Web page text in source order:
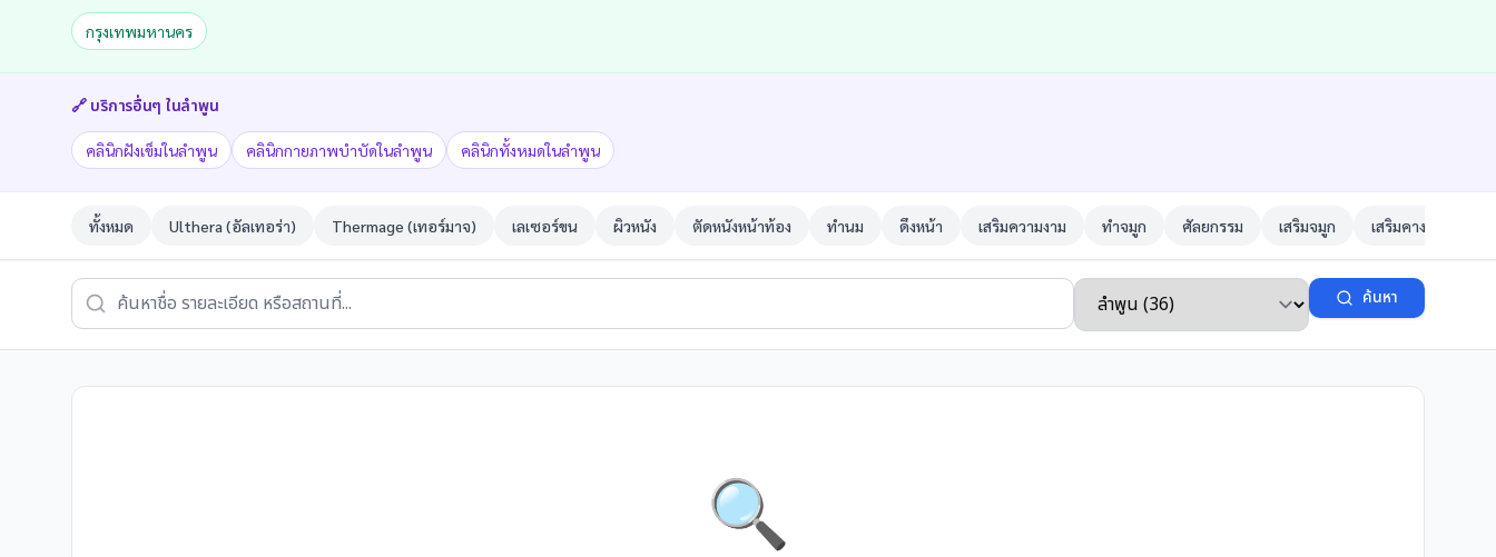
กรุงเทพมหานคร
🔗 บริการอื่นๆ ในลำพูน
คลินิกฝังเข็มในลำพูน คลินิกกายภาพบำบัดในลำพูน คลินิกทั้งหมดในลำพูน
ทั้งหมด Ulthera (อัลเทอร่า) Thermage (เทอร์มาจ) เลเซอร์ขน ผิวหนัง ตัดหนังหน้าท้อง ทำนม ดึงหน้า เสริมความงาม ทำจมูก ศัลยกรรม เสริมจมูก เสริมคาง
ค้นหา
🔍